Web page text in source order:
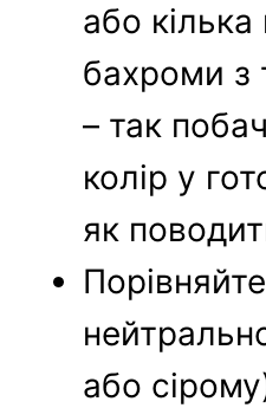
або
бахроми з
– так
колір у
як
або